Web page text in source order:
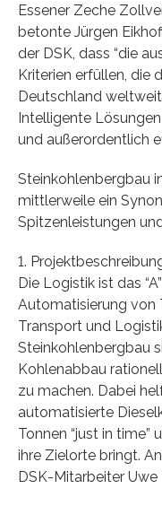
Essener Zeche
betonte Jürgen
der DSK, dass “die
Kriterien erfüllen, die
Deutschland
Intelligente
und außerordentlich
Steinkohlenbergbau
mittlerweile ein
Spitzenleistungen
1.
Die Logistik ist das “A”
Automatisierung von
Transport und
Steinkohlenbergbau
Kohlenabbau
zu machen. Dabei
automatisierte
Tonnen “just in time”
ihre Zielorte bringt.
DSK-Mitarbeiter Uwe